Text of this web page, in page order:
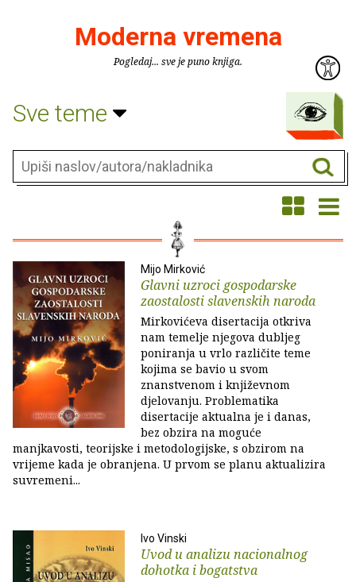
Moderna vremena
Pogledaj... sve je puno knjiga.
Sve teme
Mijo Mirković
Glavni uzroci gospodarske
zaostalosti slavenskih naroda
Mirkovićeva disertacija otkriva
nam temelje njegova dubljeg
poniranja u vrlo različite teme
kojima se bavio u svom
znanstvenom i književnom
djelovanju. Problematika
disertacije aktualna je i danas,
bez obzira na moguće
manjkavosti, teorijske i metodologijske, s obzirom na
vrijeme kada je obranjena. U prvom se planu aktualizira
suvremeni...
Ivo Vinski
Uvod u analizu nacionalnog
dohotka i bogatstva